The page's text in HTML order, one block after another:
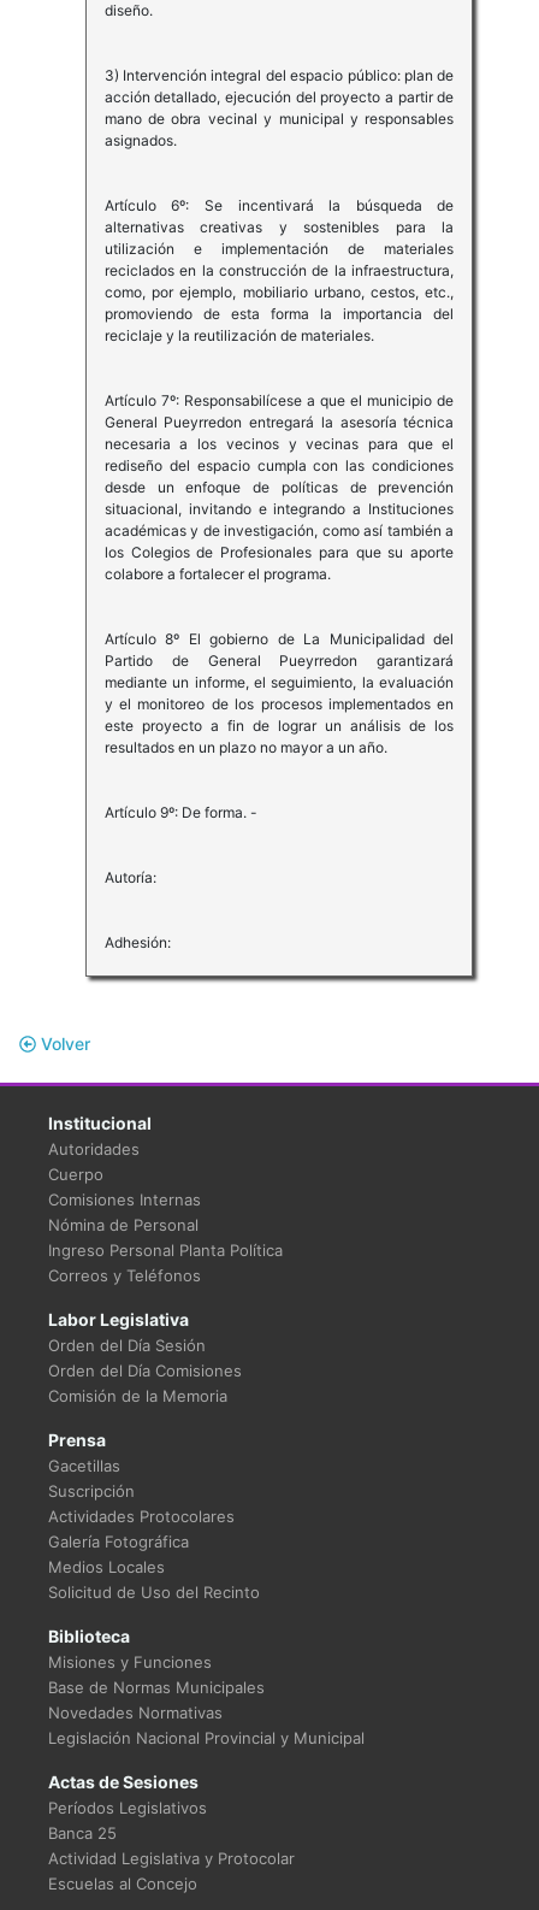
diseño.
3) Intervención integral del espacio público: plan de
acción detallado, ejecución del proyecto a partir de
mano de obra vecinal y municipal y responsables
asignados.
Artículo 6º: Se incentivará la búsqueda de
alternativas creativas y sostenibles para la
utilización e implementación de materiales
reciclados en la construcción de la infraestructura,
como, por ejemplo, mobiliario urbano, cestos, etc.,
promoviendo de esta forma la importancia del
reciclaje y la reutilización de materiales.
Artículo 7º: Responsabilícese a que el municipio de
General Pueyrredon entregará la asesoría técnica
necesaria a los vecinos y vecinas para que el
rediseño del espacio cumpla con las condiciones
desde un enfoque de políticas de prevención
situacional, invitando e integrando a Instituciones
académicas y de investigación, como así también a
los Colegios de Profesionales para que su aporte
colabore a fortalecer el programa.
Artículo 8º El gobierno de La Municipalidad del
Partido de General Pueyrredon garantizará
mediante un informe, el seguimiento, la evaluación
y el monitoreo de los procesos implementados en
este proyecto a fin de lograr un análisis de los
resultados en un plazo no mayor a un año.
Artículo 9º: De forma. -
Autoría:
Adhesión:
Volver
Institucional
Autoridades
Cuerpo
Comisiones Internas
Nómina de Personal
Ingreso Personal Planta Política
Correos y Teléfonos
Labor Legislativa
Orden del Día Sesión
Orden del Día Comisiones
Comisión de la Memoria
Prensa
Gacetillas
Suscripción
Actividades Protocolares
Galería Fotográfica
Medios Locales
Solicitud de Uso del Recinto
Biblioteca
Misiones y Funciones
Base de Normas Municipales
Novedades Normativas
Legislación Nacional Provincial y Municipal
Actas de Sesiones
Períodos Legislativos
Banca 25
Actividad Legislativa y Protocolar
Escuelas al Concejo